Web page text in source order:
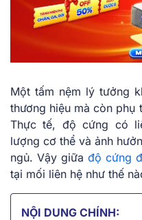
Một tấm nệm lý tưởng
thương hiệu mà còn phụ
Thực tế, độ cứng có
lượng cơ thể và ảnh
ngủ. Vậy giữa độ cứng
tại mối liên hệ như thế
NỘI DUNG CHÍNH: